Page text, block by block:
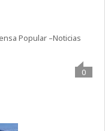
Popular –Noticias
0